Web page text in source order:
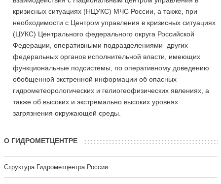
кризисных ситуациях (НЦУКС) МЧС России, а также, при
необходимости с Центром управления в кризисных ситуациях
(ЦУКС) Центрального федерального округа Российской
Федерации, оперативными подразделениями
других
федеральных органов исполнительной власти, имеющих
функциональные подсистемы, по оперативному доведению
обобщенной экстренной информации об опасных
гидрометеорологических и гелиогеофизических явлениях, а
также об высоких и экстремально высоких уровнях
загрязнения окружающей среды.
О ГИДРОМЕТЦЕНТРЕ
Структура Гидрометцентра России